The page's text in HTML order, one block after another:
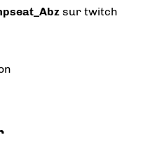
sur twitch